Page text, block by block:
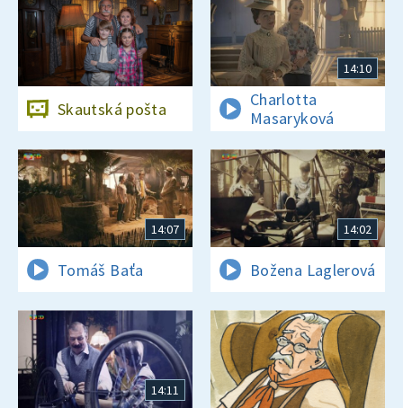
Skautská pošta
14:10
Charlotta
Masaryková
14:07
Tomáš Baťa
14:02
Božena Laglerová
14:11